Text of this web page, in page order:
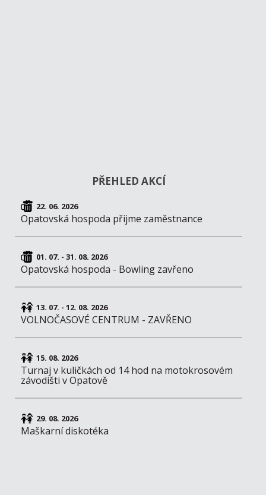
PŘEHLED AKCÍ
22. 06. 2026
Opatovská hospoda přijme zaměstnance
01. 07. - 31. 08. 2026
Opatovská hospoda - Bowling zavřeno
13. 07. - 12. 08. 2026
VOLNOČASOVÉ CENTRUM - ZAVŘENO
15. 08. 2026
Turnaj v kuličkách od 14 hod na motokrosovém
závodišti v Opatově
29. 08. 2026
Maškarní diskotéka